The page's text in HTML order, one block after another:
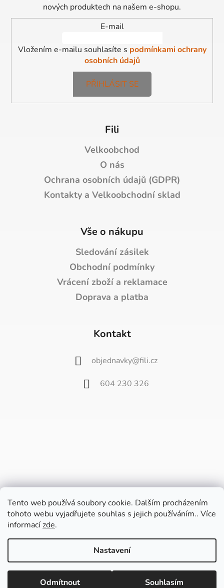
Tento web používá soubory cookie. Dalším procházením
tohoto webu vyjadřujete souhlas s jejich používáním.. Více
informacízde.
Nastavení
Odmítnout Souhlasím
Vážení zákazníci,
od 27. července do 9. srpna bude náš
velkoobchod zavřený z důvodu dovolené.
Poslední balíčky pošleme v pátek 24.7. a
potom až od 10. srpna.
nových produktech na našem e-shopu.
E-mail
Vložením e-mailu souhlasíte s podmínkami ochrany
osobních údajů
PŘIHLÁSIT SE
Fili
Velkoobchod
O nás
Ochrana osobních údajů (GDPR)
Kontakty a Velkoobchodní sklad
Vše o nákupu
Sledování zásilek
Obchodní podmínky
Vrácení zboží a reklamace
Doprava a platba
Kontakt
objednavky@fili.cz
604 230 326
Vytvořil Shoptet
Copyright 2026
. Všechna práva vyhrazena.